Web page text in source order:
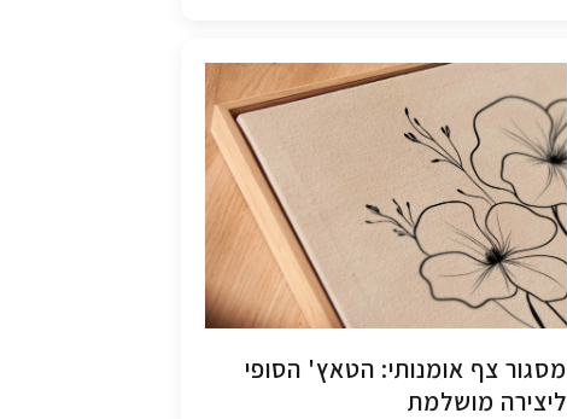
מסגור צף אומנותי: הטאץ' הסופי
ליצירה מושלמת